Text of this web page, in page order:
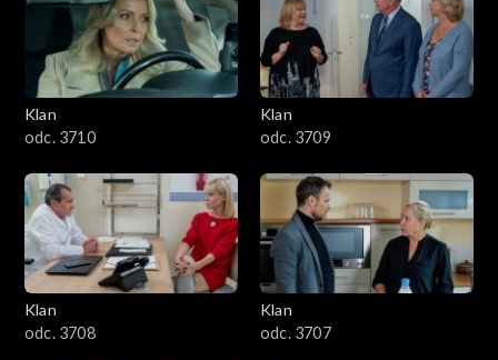
Klan
odc. 3710
Klan
odc. 3709
Klan
odc. 3708
Klan
odc. 3707